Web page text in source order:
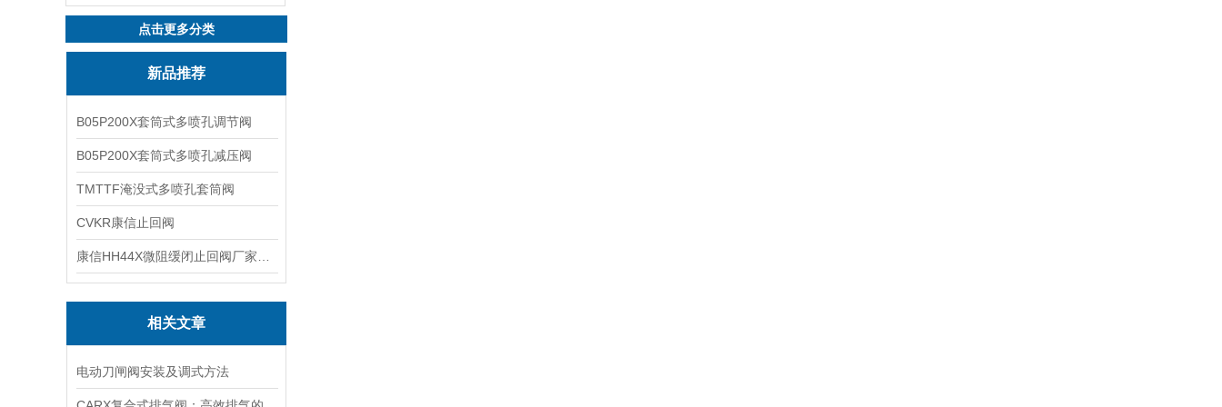
点击更多分类
新品推荐
B05P200X套筒式多喷孔调节阀
B05P200X套筒式多喷孔减压阀
TMTTF淹没式多喷孔套筒阀
CVKR康信止回阀
相关文章
电动刀闸阀安装及调式方法